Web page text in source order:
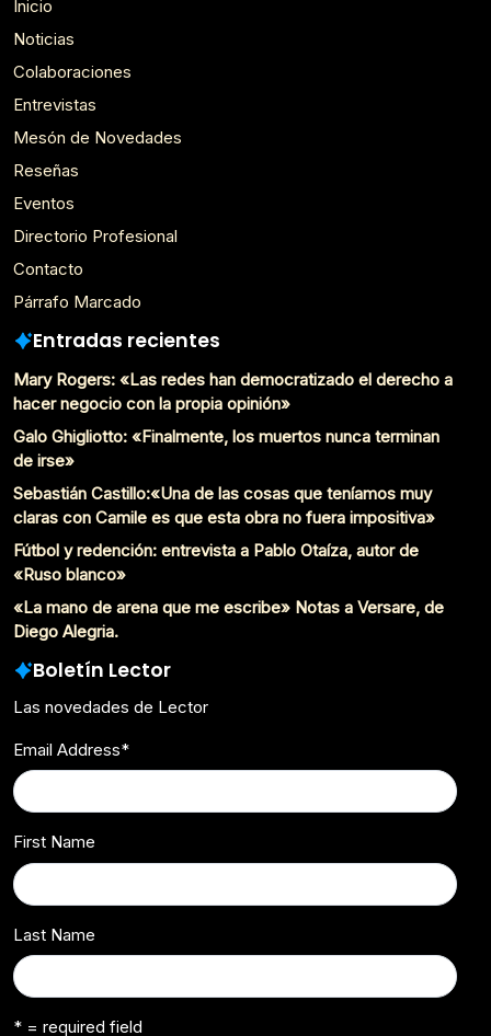
Inicio
Noticias
Colaboraciones
Entrevistas
Mesón de Novedades
Reseñas
Eventos
Directorio Profesional
Contacto
Párrafo Marcado
Entradas recientes
Mary Rogers: «Las redes han democratizado el derecho a
hacer negocio con la propia opinión»
Galo Ghigliotto: «Finalmente, los muertos nunca terminan
de irse»
Sebastián Castillo:«Una de las cosas que teníamos muy
claras con Camile es que esta obra no fuera impositiva»
Fútbol y redención: entrevista a Pablo Otaíza, autor de
«Ruso blanco»
«La mano de arena que me escribe» Notas a Versare, de
Diego Alegria.
Boletín Lector
Las novedades de Lector
Email Address*
First Name
Last Name
* = required field